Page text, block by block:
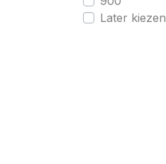
Later kiezen